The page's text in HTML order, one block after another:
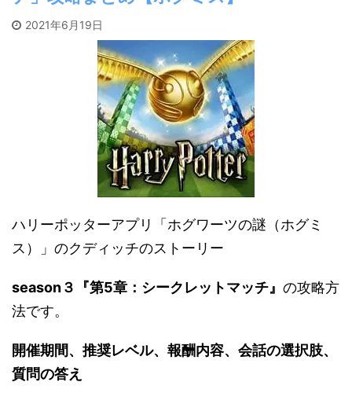
2021年6月19日
ハリーポッターアプリ「ホグワーツの謎（ホグミ
ス）」のクディッチのストーリー
season３『第5章：シークレットマッチ』 の攻略方
法です。
開催期間、推奨レベル、報酬内容、会話の選択肢、
質問の答え